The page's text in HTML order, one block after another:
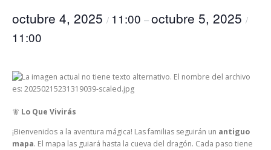
octubre 4, 2025 / 11:00 –octubre 5, 2025 /
11:00
🧚 Lo Que Vivirás
¡Bienvenidos a la aventura mágica! Las familias seguirán un antiguo
mapa. El mapa las guiará hasta la cueva del dragón. Cada paso tiene